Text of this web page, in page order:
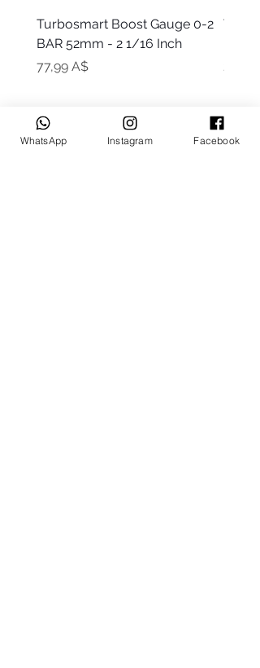
Turbosmart Boost Gauge 0-2
BAR 52mm - 2 1/16 Inch
Цена
77,99 A$
WhatsApp Instagram Facebook